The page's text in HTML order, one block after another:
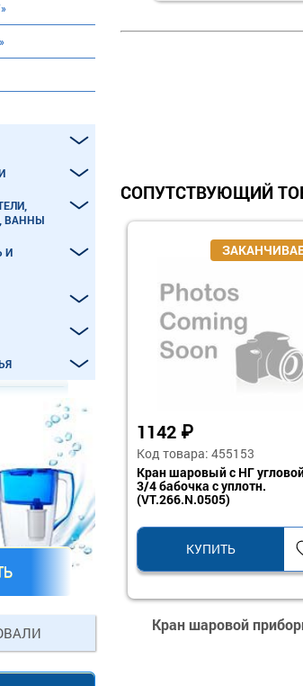
СОПУТСТВУЮЩИЙ
1142 ₽
Код товара: 455153
Кран шаровый с НГ
3/4 бабочка с уплотн.
(VT.266.N.0505)
КУПИТЬ
Кран шаровой
ВАННЫ
И